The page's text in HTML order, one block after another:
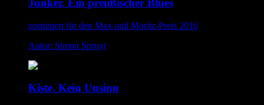
Junker. Ein preußischer Blues
nominiert für den Max und Moritz-Preis 2016
Autor: Simon Spruyt
Kiste. Kein Unsinn